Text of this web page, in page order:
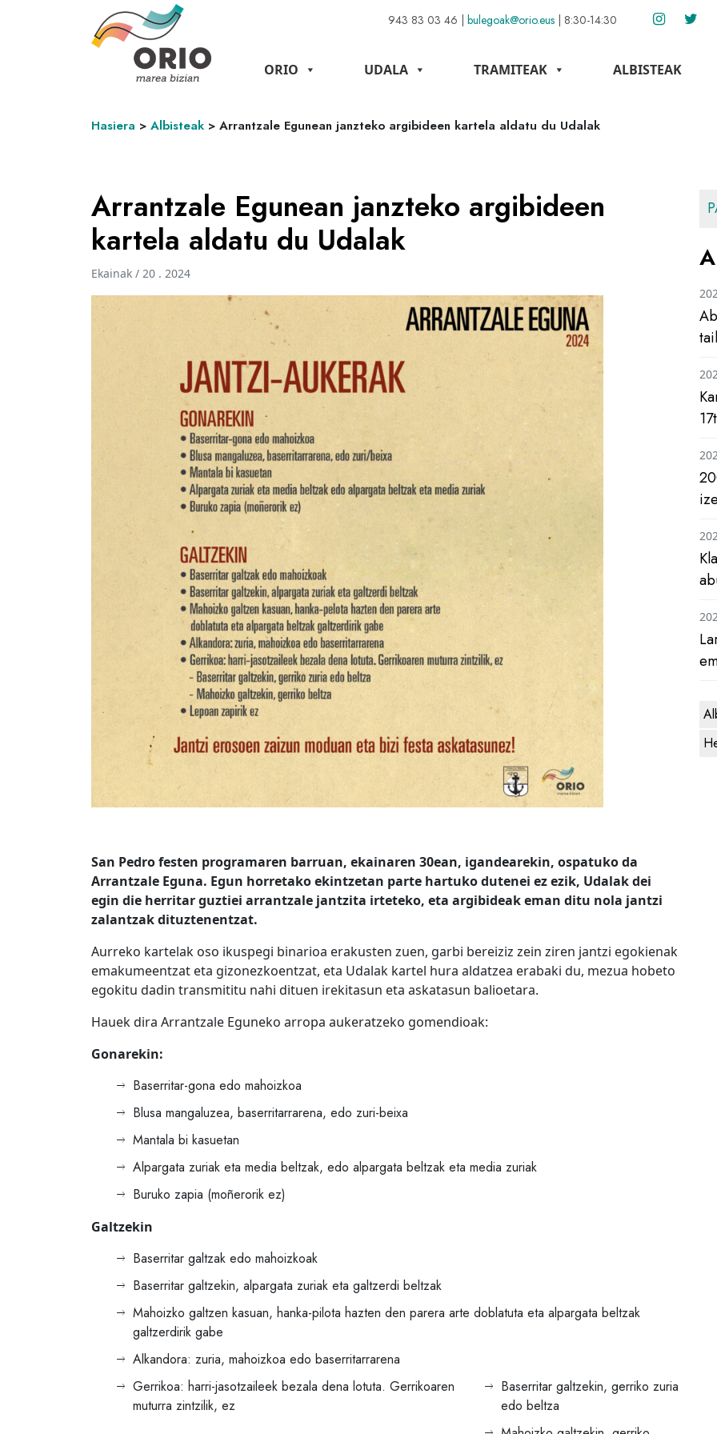
943 83 03 46 | bulegoak@orio.eus | 8:30-14:30
ORIO UDALA TRAMITEAK ALBISTEAK
Hasiera > Albisteak > Arrantzale Egunean janzteko argibideen kartela aldatu du Udalak
Arrantzale Egunean janzteko argibideen
kartela aldatu du Udalak
Ekainak / 20 . 2024
San Pedro festen programaren barruan, ekainaren 30ean, igandearekin, ospatuko da
Arrantzale Eguna. Egun horretako ekintzetan parte hartuko dutenei ez ezik, Udalak dei
egin die herritar guztiei arrantzale jantzita irteteko, eta argibideak eman ditu nola jantzi
zalantzak dituztenentzat.
Aurreko kartelak oso ikuspegi binarioa erakusten zuen, garbi bereiziz zein ziren jantzi egokienak
emakumeentzat eta gizonezkoentzat, eta Udalak kartel hura aldatzea erabaki du, mezua hobeto
egokitu dadin transmititu nahi dituen irekitasun eta askatasun balioetara.
Hauek dira Arrantzale Eguneko arropa aukeratzeko gomendioak:
Gonarekin:
Baserritar-gona edo mahoizkoa
Blusa mangaluzea, baserritarrarena, edo zuri-beixa
Mantala bi kasuetan
Alpargata zuriak eta media beltzak, edo alpargata beltzak eta media zuriak
Buruko zapia (moñerorik ez)
Galtzekin
Baserritar galtzak edo mahoizkoak
Baserritar galtzekin, alpargata zuriak eta galtzerdi beltzak
Mahoizko galtzen kasuan, hanka-pilota hazten den parera arte doblatuta eta alpargata beltzak
galtzerdirik gabe
Alkandora: zuria, mahoizkoa edo baserritarrarena
Gerrikoa: harri-jasotzaileek bezala dena lotuta. Gerrikoaren
muturra zintzilik, ez
Baserritar galtzekin, gerriko zuria
edo beltza